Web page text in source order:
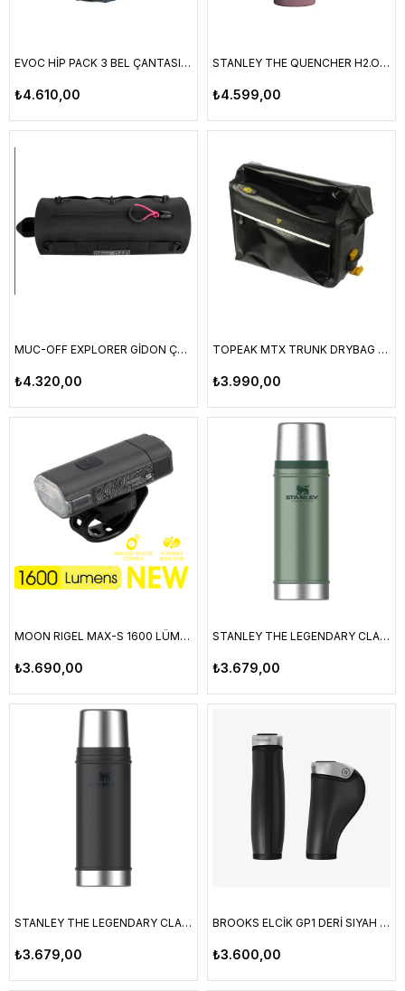
EVOC HİP PACK 3 BEL ÇANTASI SİYAH
₺4.610,00
STANLEY THE QUENCHER H2.O FLOWSTATE™ TUMBLER 1.18L / 40 OZ (BOX) CASHMERE
₺4.599,00
MUC-OFF EXPLORER GİDON ÇANTASI 2.4 LİTRE
₺4.320,00
TOPEAK MTX TRUNK DRYBAG SU GEÇİRMEZ ÇANTA (12,1 L / 735Cİ) TT9825B
₺3.990,00
MOON RIGEL MAX-S 1600 LÜMEN ÖN AYDINLATMA
₺3.690,00
STANLEY THE LEGENDARY CLASSIC BOTTLE 0.59L / 20 OZ HAMMERTONE GREEN
₺3.679,00
STANLEY THE LEGENDARY CLASSIC BOTTLE 0.59L / 20 OZ BLACK 2.0
₺3.679,00
BROOKS ELCİK GP1 DERİ SIYAH 130X100MM
₺3.600,00